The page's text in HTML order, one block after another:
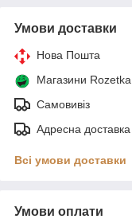
Умови доставки
Нова Пошта
Магазини Rozetka
Самовивіз
Адресна доставка
Всі умови доставки
Умови оплати